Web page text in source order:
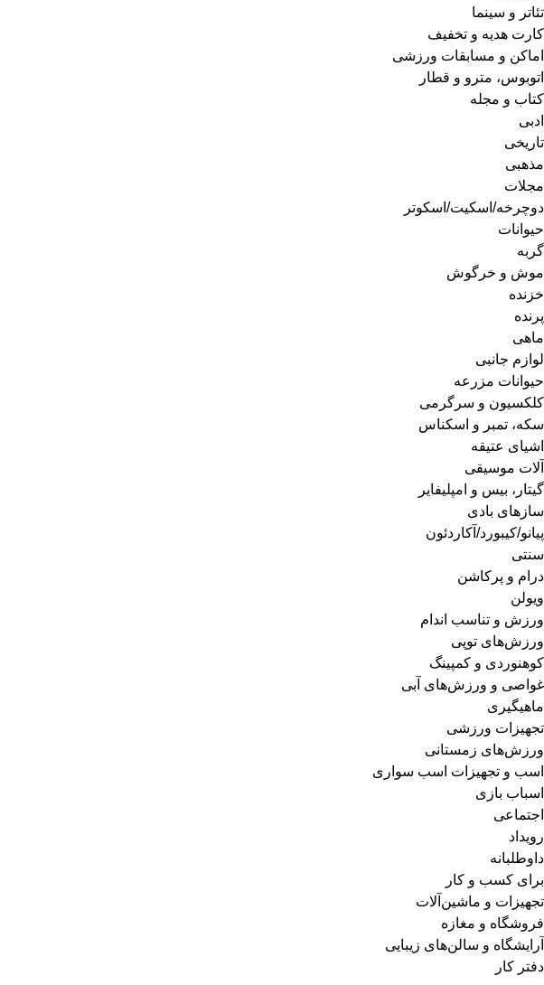
تئاتر و سینما
کارت هدیه و تخفیف
اماکن و مسابقات ورزشی
اتوبوس، مترو و قطار
کتاب و مجله
ادبی
تاریخی
مذهبی
مجلات
دوچرخه/اسکیت/اسکوتر
حیوانات
گربه
موش و خرگوش
خزنده
پرنده
ماهی
لوازم جانبی
حیوانات مزرعه
کلکسیون و سرگرمی
سکه، تمبر و اسکناس
اشیای عتیقه
آلات موسیقی
گیتار، بیس و امپلیفایر
سازهای بادی
پیانو/کیبورد/آکاردئون
سنتی
درام و پرکاشن
ویولن
ورزش و تناسب اندام
ورزش‌های توپی
کوهنوردی و کمپینگ
غواصی و ورزش‌های آبی
ماهیگیری
تجهیزات ورزشی
ورزش‌های زمستانی
اسب و تجهیزات اسب سواری
اسباب‌ بازی
اجتماعی
رویداد
داوطلبانه
برای کسب و کار
تجهیزات و ماشین‌آلات
فروشگاه و مغازه
آرایشگاه و سالن‌های زیبایی
دفتر کار